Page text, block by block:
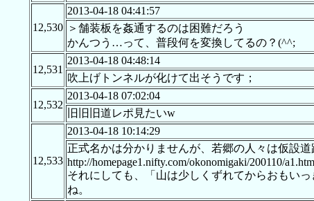
12,530
2013-04-18 04:41:57
＞舗装板を姦通するのは困難だろう
かんつう…って、普段何を変換してるの？(^^;
12,531
2013-04-18 04:48:14
吹上げトンネルが化けて出そうです；
12,532
2013-04-18 07:02:04
旧旧旧道レポ見たいw
12,533
2013-04-18 10:14:29
正式名かは分かりませんが、若郷の人々は仮設
http://homepage1.nifty.com/okonomigaki/200110/
それにしても、「山は少しくずれてからおもい
ね。